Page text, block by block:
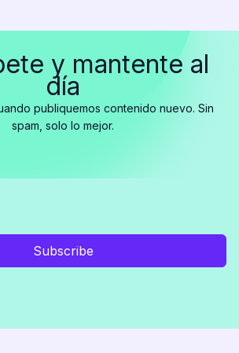
y mantente al
día
publiquemos contenido nuevo. Sin
spam, solo lo mejor.
Subscribe